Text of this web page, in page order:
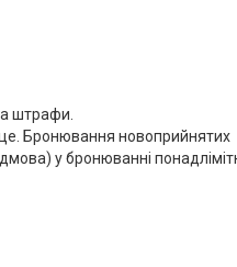
штрафи.
Бронювання новоприйнятих
у бронюванні